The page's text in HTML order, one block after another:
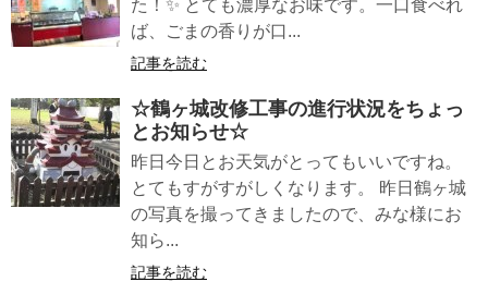
た！✨ とても濃厚なお味です。一口食べれ
ば、ごまの香りが口...
記事を読む
☆鶴ヶ城改修工事の進行状況をちょっ
とお知らせ☆
昨日今日とお天気がとってもいいですね。
とてもすがすがしくなります。 昨日鶴ヶ城
の写真を撮ってきましたので、みな様にお
知ら...
記事を読む